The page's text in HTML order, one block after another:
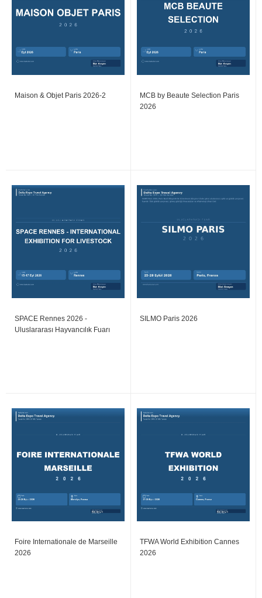
Maison & Objet Paris 2026-2
MCB by Beaute Selection Paris
2026
SPACE Rennes 2026 -
Uluslararası Hayvancılık Fuarı
SILMO Paris 2026
Foire Internationale de Marseille
2026
TFWA World Exhibition Cannes
2026